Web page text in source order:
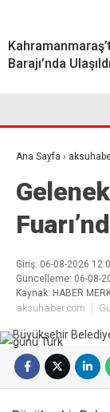
Barajı’nda Ulaşıldı
Ana Sayfa ›
Giriş: 06-08-2026
Güncelleme: 06-08-
Kaynak: HABER
aksuhaber.com